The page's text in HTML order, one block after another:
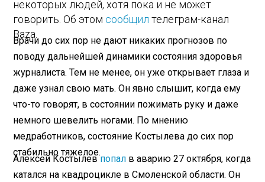
некоторых людей, хотя пока и не может
говорить. Об этом сообщил телеграм-канал
Baza.
Врачи до сих пор не дают никаких прогнозов по
поводу дальнейшей динамики состояния здоровья
журналиста. Тем не менее, он уже открывает глаза и
даже узнал свою мать. Он явно слышит, когда ему
что-то говорят, в состоянии пожимать руку и даже
немного шевелить ногами. По мнению
медработников, состояние Костылева до сих пор
стабильно тяжелое.
Алексей Костылевпопал в аварию 27 октября, когда
катался на квадроцикле в Смоленской области. Он